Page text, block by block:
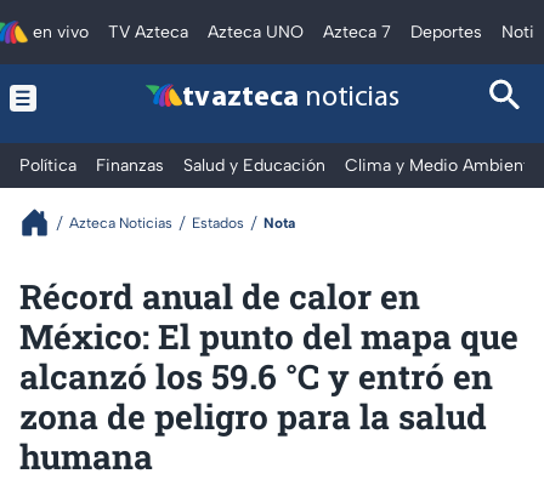
en vivo TV Azteca Azteca UNO Azteca 7 Deportes
tv azteca noticias
Política Finanzas Salud y Educación Clima y Medio Ambiente
Azteca Noticias Estados Nota
Récord anual de calor en
México: El punto del mapa que
alcanzó los 59.6 °C y entró en
zona de peligro para la salud
humana